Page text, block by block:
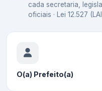
cada secretaria,
oficiais · Lei 12.527
O(a) Prefeito(a)